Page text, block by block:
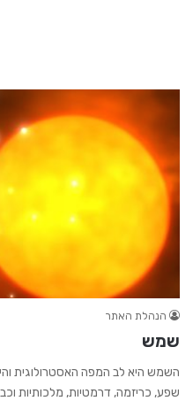
הנהלת האתר
שמש
השמש היא לב המפה האסטרולוגית
שפע, כריזמה, דרמטיות, מלכותיות